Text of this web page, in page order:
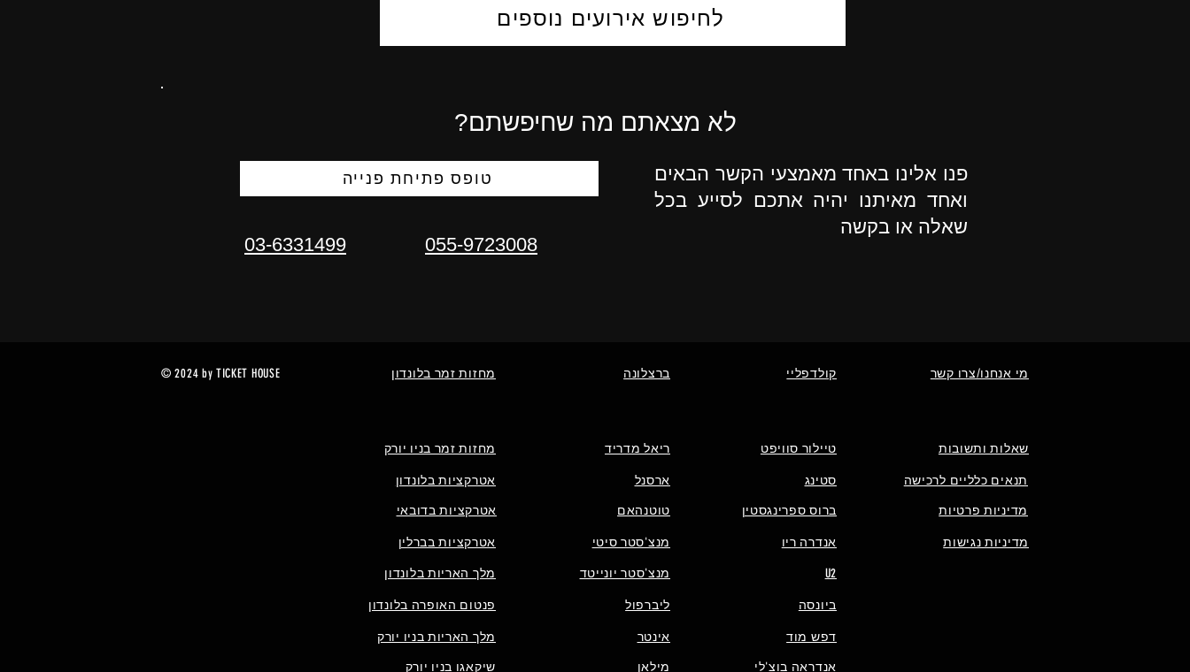
לחיפוש אירועים נוספים
לא מצאתם מה שחיפשתם?
טופס פתיחת פנייה
03-6331499 055-9723008
פנו אלינו באחד מאמצעי הקשר הבאים
ואחד מאיתנו יהיה אתכם לסייע בכל
שאלה או בקשה
© 2024 by TICKET HOUSE מחזות זמר בלונדון ברצלונה קולדפליי מי אנחנו/צרו קשר
מחזות זמר בניו יורק
אטרקציות בלונדון
אטרקציות בדובאי
אטרקציות בברלין
מלך האריות בלונדון
פנטום האופרה בלונדון
מלך האריות בניו יורק
שיקאגו בניו יורק
ריאל מדריד
ארסנל
טוטנהאם
מנצ'סטר סיטי
מנצ'סטר יונייטד
ליברפול
אינטר
מילאן
טיילור סוויפט
סטינג
ברוס ספרינגסטין
אנדרה ריו
שאלות ותשובות
תנאים כלליים לרכישה
מדיניות פרטיות
מדיניות נגישות
U2
ביונסה
דפש מוד
אנדראה בוצ'לי